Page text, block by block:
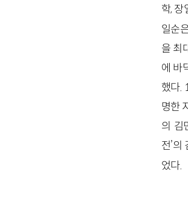
학, 장
일순
을 최
에 바
했다.
명한
의 김
전’의
었다.